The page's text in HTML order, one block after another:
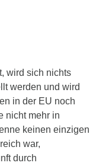
wird sich nichts
werden und wird
in der EU noch
nicht mehr in
keinen einzigen
war,
durch